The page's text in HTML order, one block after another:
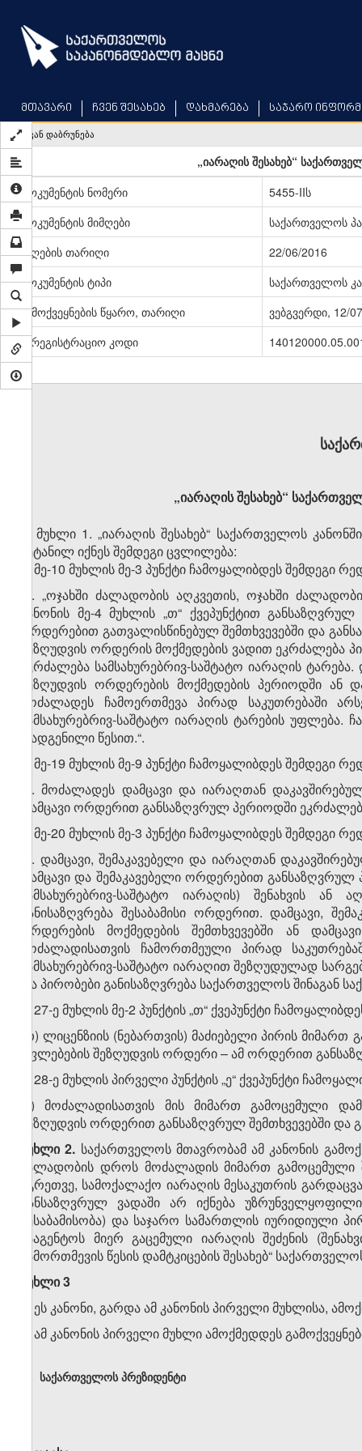
main
content
მთავარი ჩვენ შესახებ დახმარება საჯარო
უკან დაბრუნება
„იარაღის შესახებ“
დოკუმენტის ნომერი
5455-IIს
დოკუმენტის მიმღები
საქართველოს
მიღების თარიღი
22/06/2016
დოკუმენტის ტიპი
საქართველოს
გამოქვეყნების წყარო, თარიღი
ვებგვერდი, 12/
სარეგისტრაციო კოდი
„იარაღის შესახებ“
მუხლი 1. „იარაღის შესახებ“ საქართველოს
შეტანილ იქნეს შემდეგი ცვლილება:
1. მე-10 მუხლის მე-3 პუნქტი ჩამოყალიბდეს შემდეგი
„3. „ოჯახში ძალადობის აღკვეთის, ოჯახში
კანონის მე-4 მუხლის „თ“ ქვეპუნქტით
ორდერებით გათვალისწინებულ შემთხვევებში და
შეზღუდვის ორდერის მოქმედების ვადით ეკრძალება
ეკრძალება სამსახურებრივ-საშტატო იარაღის
შეზღუდვის ორდერების მოქმედების პერიოდში
მოძალადეს ჩამოერთმევა პირად საკუთრებაში
სამსახურებრივ-საშტატო იარაღის ტარების
დადგენილი წესით.“.
2. მე-19 მუხლის მე-9 პუნქტი ჩამოყალიბდეს შემდეგი
„9. მოძალადეს დამცავი და იარაღთან
დამცავი ორდერით განსაზღვრულ პერიოდში
3. მე-20 მუხლის მე-3 პუნქტი ჩამოყალიბდეს შემდეგი
„3. დამცავი, შემაკავებელი და იარაღთან
დამცავი და შემაკავებელი ორდერებით
სამსახურებრივ-საშტატო იარაღის) შენახვის
განისაზღვრება შესაბამისი ორდერით. დამცავი,
ორდერების მოქმედების შემთხვევებში ან
მოძალადისათვის ჩამორთმეული პირად
სამსახურებრივ-საშტატო იარაღით შეზღუდულად
და პირობები განისაზღვრება საქართველოს შინაგან
4. 27-ე მუხლის მე-2 პუნქტის „თ“ ქვეპუნქტი
„თ) ლიცენზიის (ნებართვის) მაძიებელი პირის
უფლებების შეზღუდვის ორდერი – ამ ორდერით
5. 28-ე მუხლის პირველი პუნქტის „ე“ ქვეპუნქტი
„ე) მოძალადისათვის მის მიმართ გამოცემული
შეზღუდვის ორდერით განსაზღვრულ შემთხვევებში და
მუხლი 2. საქართველოს მთავრობამ ამ კანონის
ძალადობის დროს მოძალადის მიმართ გამოცემული
აგრეთვე, სამოქალაქო იარაღის მესაკუთრის
განსაზღვრულ ვადაში არ იქნება
შესაბამისობა) და საჯარო სამართლის იურიდიული
სააგენტოს მიერ გაცემული იარაღის შეძენის
ჩამორთმევის წესის დამტკიცების შესახებ“
მუხლი 3
1. ეს კანონი, გარდა ამ კანონის პირველი მუხლისა,
2. ამ კანონის პირველი მუხლი ამოქმედდეს
საქართველოს პრეზიდენტი